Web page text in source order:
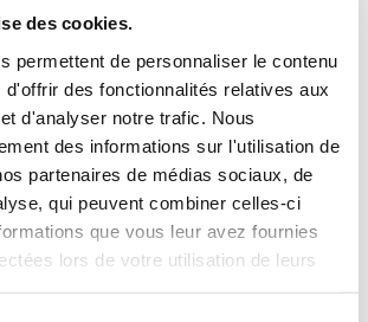
des cookies.
permettent de personnaliser le contenu
d'offrir des fonctionnalités relatives aux
d'analyser notre trafic. Nous
des informations sur l'utilisation de
partenaires de médias sociaux, de
qui peuvent combiner celles-ci
que vous leur avez fournies
lors de votre utilisation de leurs
Echternach
Abteihof Echternach
L-6486 Echternach